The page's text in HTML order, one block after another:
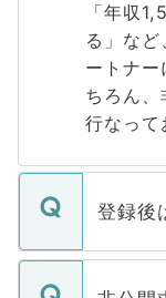
「年収
る」な
ートナー
ちろん、
行なって
登録後
ご登録い